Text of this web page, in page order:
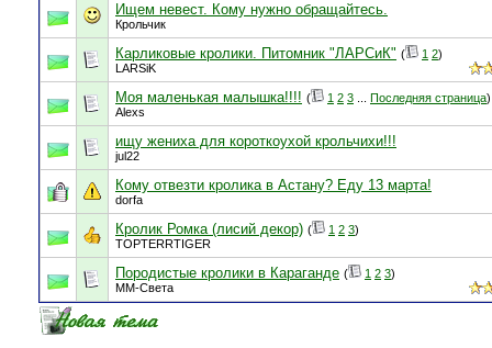
Ищем невест. Кому нужно обращайтесь.
Крольчик
Карликовые кролики. Питомник "ЛАРСиК" ( 1 2)
LARSiK
Моя маленькая малышка!!!! ( 1 2 3 Последняя страница)
Alexs
ищу жениха для короткоухой крольчихи!!!
jul22
Кому отвезти кролика в Астану? Еду 13 марта!
dorfa
Кролик Ромка (лисий декор) ( 1 2 3)
TOPTERRTIGER
Породистые кролики в Караганде ( 1 2 3)
ММ-Света